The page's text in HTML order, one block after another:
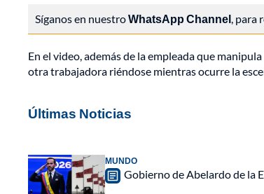
Síganos en nuestroWhatsApp Channel, para
En el video, además de la empleada que
otra trabajadora riéndose mientras ocurre la
Últimas Noticias
MUNDO
Gobierno de Abelardo de la